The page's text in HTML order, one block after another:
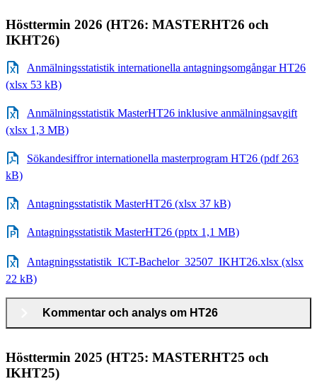
Hösttermin 2026 (HT26: MASTERHT26 och
IKHT26)
Anmälningsstatistik internationella antagningsomgångar HT26
(xlsx 53 kB)
Anmälningsstatistik MasterHT26 inklusive anmälningsavgift
(xlsx 1,3 MB)
Sökandesiffror internationella masterprogram HT26 (pdf 263
kB)
Antagningsstatistik MasterHT26 (xlsx 37 kB)
Antagningsstatistik MasterHT26 (pptx 1,1 MB)
Antagningsstatistik_ICT-Bachelor_32507_IKHT26.xlsx (xlsx
22 kB)
Kommentar och analys om HT26
Hösttermin 2025 (HT25: MASTERHT25 och
IKHT25)